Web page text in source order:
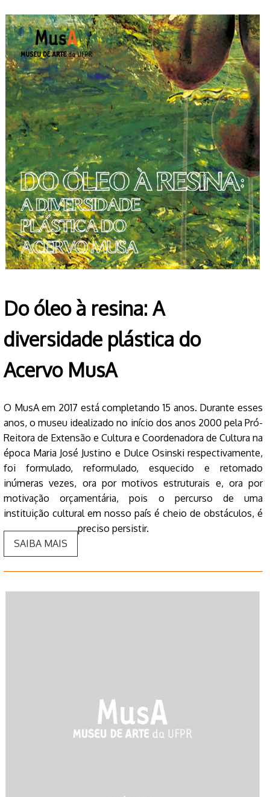
Do óleo à resina: A
diversidade plástica do
Acervo MusA
O MusA em 2017 está completando 15 anos. Durante esses
anos, o museu idealizado no início dos anos 2000 pela Pró-
Reitora de Extensão e Cultura e Coordenadora de Cultura na
época Maria José Justino e Dulce Osinski respectivamente,
foi formulado, reformulado, esquecido e retomado
inúmeras vezes, ora por motivos estruturais e, ora por
motivação orçamentária, pois o percurso de uma
instituição cultural em nosso país é cheio de obstáculos, é
preciso persistir.
SAIBA MAIS